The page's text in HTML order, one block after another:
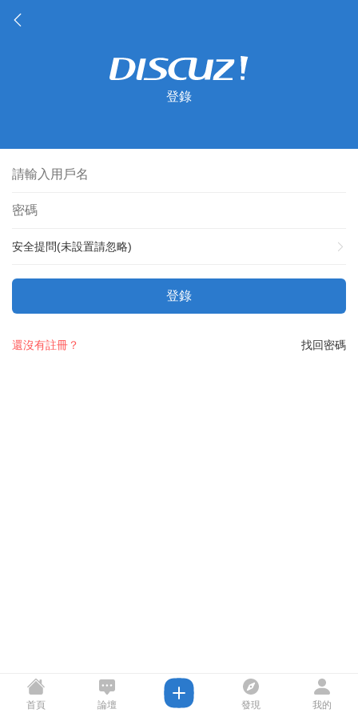
登錄
安全提問(未設置請忽略)
登錄
找回密碼
還沒有註冊？
首頁 論壇 發現 我的